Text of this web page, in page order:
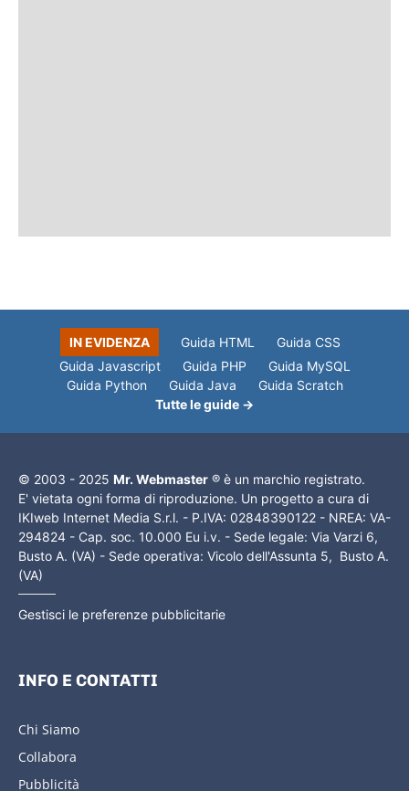
IN EVIDENZA Guida HTML
Guida CSS
Guida Javascript
Guida PHP
Guida MySQL
Guida Python
Guida Java
Guida Scratch
Tutte le guide →
© 2003 - 2025 Mr. Webmaster ® è un marchio registrato.
E' vietata ogni forma di riproduzione. Un progetto a cura di
IKIweb Internet Media S.r.l. - P.IVA: 02848390122 - NREA: VA-
294824 - Cap. soc. 10.000 Eu i.v. - Sede legale: Via Varzi 6,
Busto A. (VA) - Sede operativa: Vicolo dell'Assunta 5, Busto A.
(VA)
Gestisci le preferenze pubblicitarie
INFO E CONTATTI
Chi Siamo
Collabora
Pubblicità